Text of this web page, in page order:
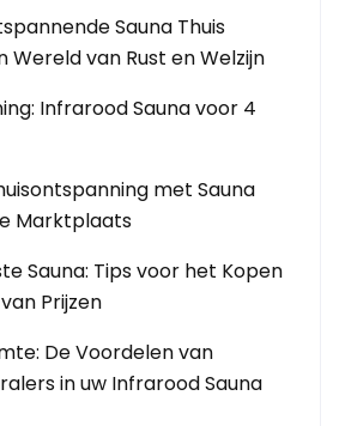
Sauna Thuis
Wereld van Rust en Welzijn
Infrarood Sauna voor 4
met Sauna
Marktplaats
Sauna: Tips voor het Kopen
Prijzen
De Voordelen van
in uw Infrarood Sauna